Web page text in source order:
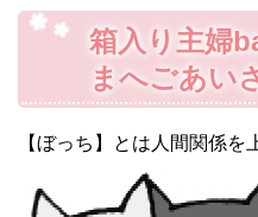
箱入り主婦
まへごあい
【ぼっち】とは人間関係